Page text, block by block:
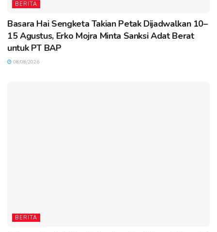
BERITA
Basara Hai Sengketa Takian Petak Dijadwalkan 10–
15 Agustus, Erko Mojra Minta Sanksi Adat Berat
untuk PT BAP
08/08/2026
BERITA